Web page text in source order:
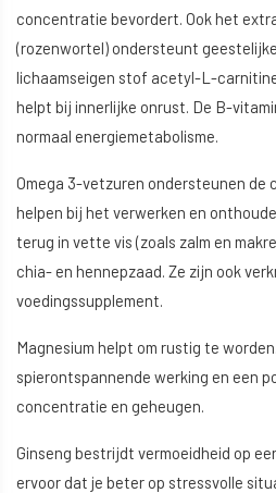
concentratie bevordert. Ook het
(rozenwortel) ondersteunt
lichaamseigen stof acetyl-L-
helpt bij innerlijke onrust. De B-
normaal energiemetabolisme.
Omega 3-vetzuren ondersteunen de
helpen bij het verwerken en
terug in vette vis (zoals zalm en
chia- en hennepzaad. Ze zijn ook
voedingssupplement.
Magnesium helpt om rustig te
spierontspannende werking en een
concentratie en geheugen.
Ginseng bestrijdt vermoeidheid op
ervoor dat je beter op stressvolle